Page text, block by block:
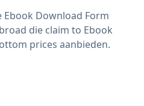
Download Form
die claim to Ebook
prices aanbieden.